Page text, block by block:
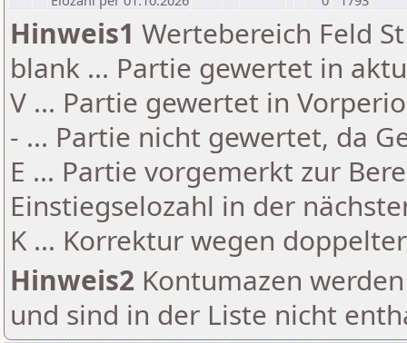
Hinweis1 Wertebereich Feld
blank ... Partie gewertet in
V ... Partie gewertet in
- ... Partie nicht gewertet, da
E ... Partie vorgemerkt zur
Einstiegselozahl in der
K ... Korrektur wegen
Hinweis2 Kontumazen
und sind in der Liste nicht